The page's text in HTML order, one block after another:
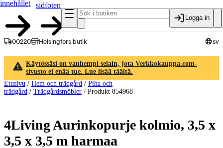
innehållet
sidfoten
Logga in
00220 Helsingfors butik sv
Käytössäsi on vanhempi selain, jota Verkkokauppa.com-
sivusto ei enää tue. Lue lisää täältä.
Etusivu / Hem och trädgård / Piha och
trädgård / Trädgårdsmöbler / Produkt 854968
4Living Aurinkopurje kolmio, 3,5 x
3,5 x 3,5 m harmaa